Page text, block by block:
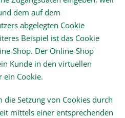
dem auf dem
abgelegten Cookie
Beispiel ist das Cookie
Shop. Der Online-Shop
Kunde in den virtuellen
ein Cookie.
Setzung von Cookies durch
mittels einer entsprechenden